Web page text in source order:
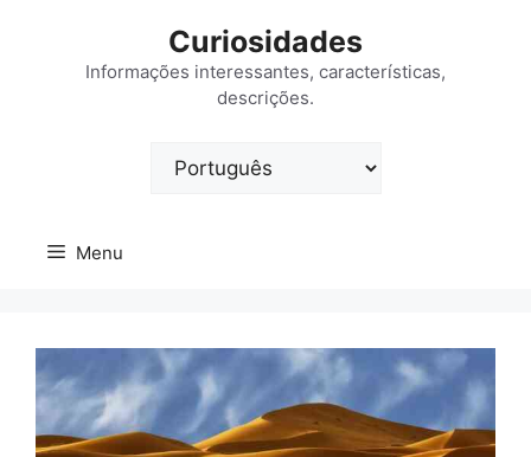
Curiosidades
Informações interessantes, características,
descrições.
Escolha
Menu